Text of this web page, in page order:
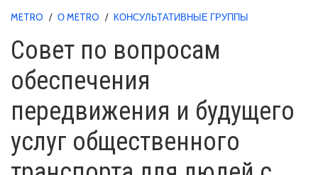
METRO / О METRO / КОНСУЛЬТАТИВНЫЕ ГРУППЫ
Совет по вопросам
обеспечения
передвижения и будущего
услуг общественного